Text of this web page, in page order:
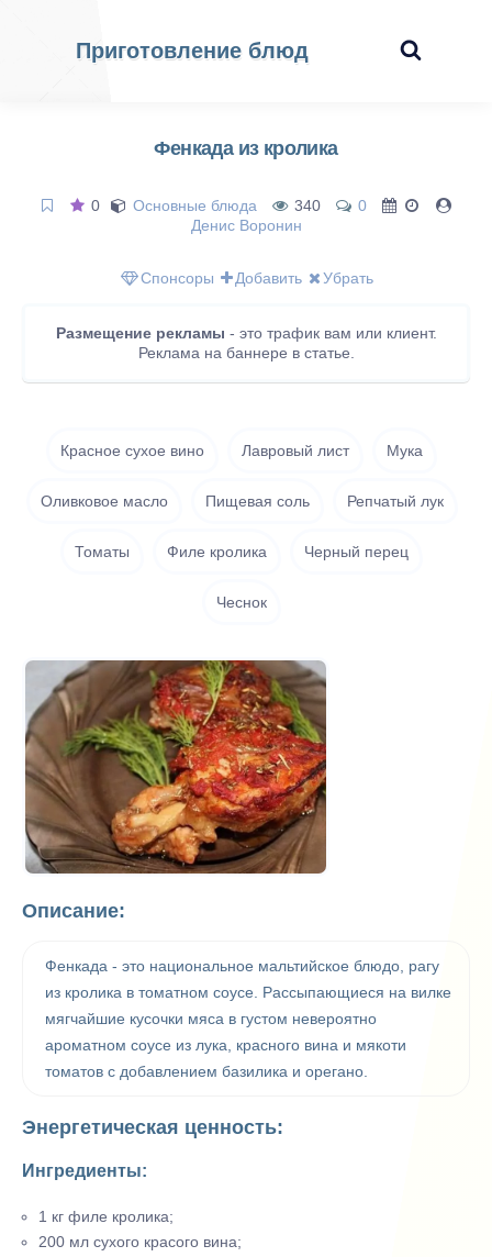
Приготовление блюд
Фенкада из кролика
0 Основные блюда 340
0
Денис Воронин
Спонсоры Добавить Убрать
Размещение рекламы - это трафик вам или клиент.
Реклама на баннере в статье.
Красное сухое вино Лавровый лист Мука
Оливковое масло Пищевая соль Репчатый лук
Томаты Филе кролика Черный перец
Чеснок
Описание:
Фенкада - это национальное мальтийское блюдо, рагу
из кролика в томатном соусе. Рассыпающиеся на вилке
мягчайшие кусочки мяса в густом невероятно
ароматном соусе из лука, красного вина и мякоти
томатов с добавлением базилика и орегано.
Энергетическая ценность:
Ингредиенты:
1 кг филе кролика;
200 мл сухого красого вина;